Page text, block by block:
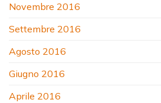
Novembre 2016
Settembre 2016
Agosto 2016
Giugno 2016
Aprile 2016